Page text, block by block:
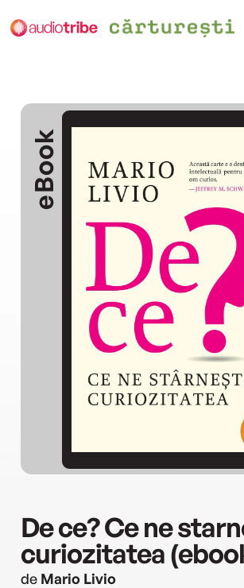
eBook
De ce? Ce ne
curiozitatea
de Mario Livio